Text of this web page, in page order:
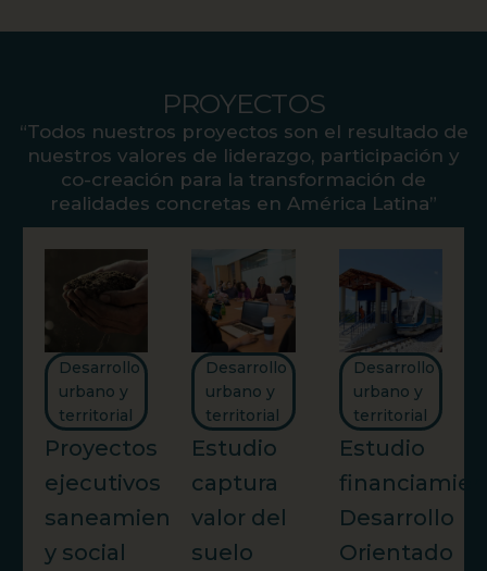
PROYECTOS
“Todos nuestros proyectos son el resultado de
nuestros valores de liderazgo, participación y
co-creación para la transformación de
realidades concretas en América Latina”
Desarrollo
urbano y
territorial
Proyectos
ejecutivos
saneamiento
y social
Desarrollo
urbano y
territorial
Estudio
captura
valor del
suelo
Desarrollo
urbano y
territorial
Estudio
Desarrollo
Orientado